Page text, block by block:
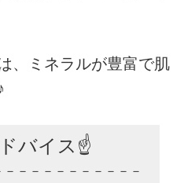
、ミネラルが豊富で肌
バイス☝
－－－－－－－－－－